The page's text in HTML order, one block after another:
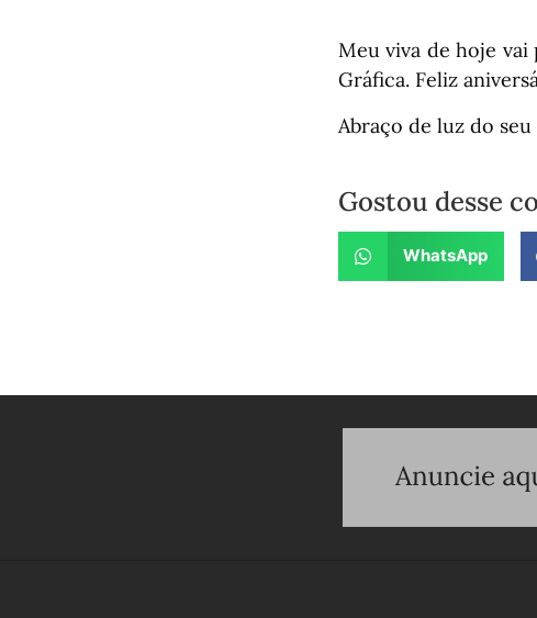
Meu viva de hoje vai
Gráfica. Feliz
Abraço de luz do
Gostou desse
WhatsApp